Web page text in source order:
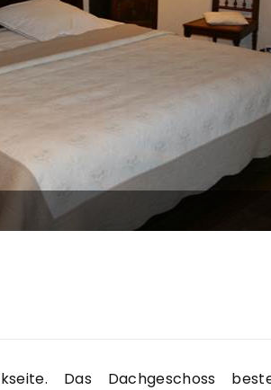
Das Dachgeschoss